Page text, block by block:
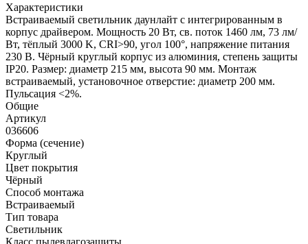
Характеристики
Встраиваемый светильник даунлайт с интегрированным в
корпус драйвером. Мощность 20 Вт, св. поток 1460 лм, 73 лм/
Вт, тёплый 3000 K, CRI>90, угол 100°, напряжение питания
230 В. Чёрный круглый корпус из алюминия, степень защиты
IP20. Размер: диаметр 215 мм, высота 90 мм. Монтаж
встраиваемый, установочное отверстие: диаметр 200 мм.
Пульсация <2%.
Общие
Артикул
036606
Форма (сечение)
Круглый
Цвет покрытия
Чёрный
Способ монтажа
Встраиваемый
Тип товара
Светильник
Класс пылевлагозащиты